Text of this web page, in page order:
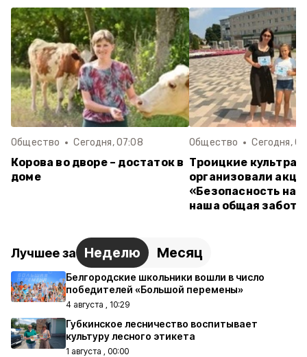
Общество Сегодня, 07:08
Корова во дворе – достаток в
доме
Общество Сегодня,
Троицкие
организовали
«Безопасность на
наша общая
Лучшее за Неделю Месяц
Белгородские школьники вошли в число
победителей «Большой перемены»
4 августа , 10:29
Губкинское лесничество воспитывает
культуру лесного этикета
1 августа , 00:00